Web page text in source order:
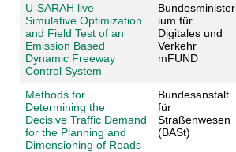
U-SARAH live -
Simulative Optimization
and Field Test of an
Emission Based
Dynamic Freeway
Control System
Bundesminister
ium für
Digitales und
Verkehr
mFUND
Methods for
Determining the
Decisive Traffic Demand
for the Planning and
Dimensioning of Roads
Bundesanstalt
für
Straßenwesen
(BASt)